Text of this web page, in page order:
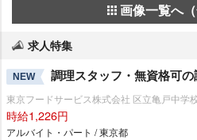
画像一覧へ（
求人特集
NEW 調理スタッフ・無資格可
東京フードサービス株式会社 区立亀戸中学
時給1,226円
アルバイト・パート / 東京都